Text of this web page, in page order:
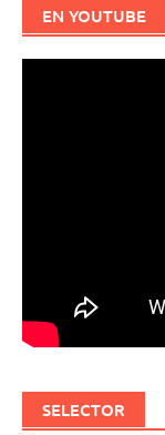
EN YOUTUBE
SELECTOR